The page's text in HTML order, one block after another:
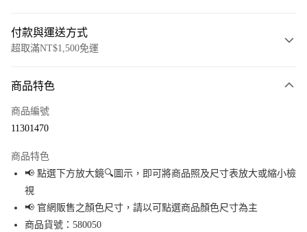
付款與運送方式
超取滿NT$1,500免運
信用卡一次付款
Apple Pay
街口支付
悠遊付
商品特色
商品編號
11301470
商品特色
📢 點選下方放大鏡🔍圖示，即可將商品照及尺寸表放大或縮小檢
視
📢 官網販售之顏色尺寸，請以可點選商品顏色尺寸為主
商品貨號：580050